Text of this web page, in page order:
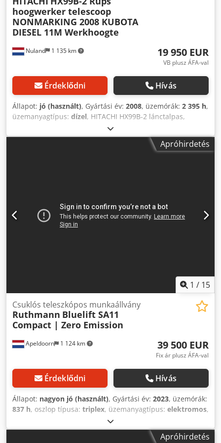
Nuland 1 135 km
hoogwerker telescoop
NONMARKING 2008 KUBOTA
DIESEL 11M Werkhoogte
19 950 EUR
VB plusz ÁFA-val
Érdeklődni Hívás
Állapot: jó (használt), Gyártási év: 2008, üzemórák: 2 395 h,
üzemanyagtípus: dízel, HITACHI HX99B-2 lánctalpas,
teleszkópos munkagémm platform, nyommentes gumikkal,
2008, KUBOTA dízelmotor, 11 méteres munkamagasság.
Djdpfx Aozq D Rleameck Videó WhatsApp-on keresztül
szállításunk kereskedelmi áron történik, „ahogy van”
állapotban, garancia nélkül. (lásd általános üzleti
feltételeinket) Megtekintés és/vagy próbaút időpontja
Apróhirdetés
1 / 15
Apeldoorn 1 124 km
Csuklós teleszkópos munkaállvány
Ruthmann Bluelift SA11
Compact | Zero Emission
39 500 EUR
Fix ár plusz ÁFA-val
Érdeklődni Hívás
Állapot: nagyon jó (használt), Gyártási év: 2023, üzemórák:
837 h, oszlop típusa: triplex, üzemanyagtípus: elektromos,
, Üres súly: 1532 kg Méretek (H x Sz x M): 388 x
84 x 198 cm Kiemelő kar: teleszkópos Emelési kapacitás:
230 kg Munka magasság: 1080 cm Maximális hatótávolság:
Apróhirdetés